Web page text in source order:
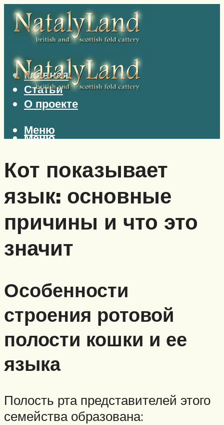
Главная
Статьи
О проекте
Меню
Меню
Кот показывает
язык: основные
причины и что это
значит
Особенности
строения ротовой
полости кошки и ее
языка
Полость рта представителей этого
семейства образована: